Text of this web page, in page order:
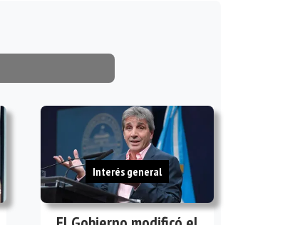
Interés general